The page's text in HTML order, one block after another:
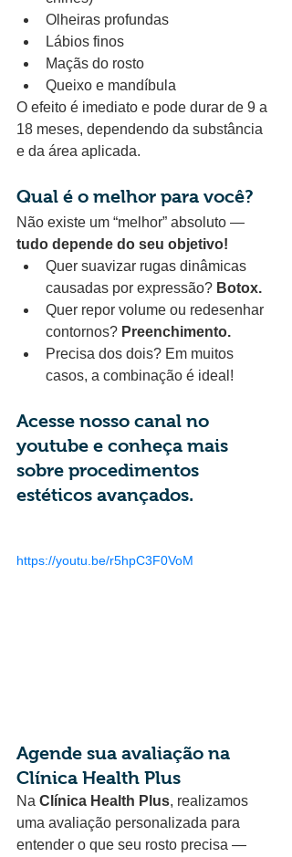
Olheiras profundas
Lábios finos
Maçãs do rosto
Queixo e mandíbula
O efeito é imediato e pode durar de 9 a
18 meses, dependendo da substância
e da área aplicada.
Qual é o melhor para você?
Não existe um “melhor” absoluto —
tudo depende do seu objetivo!
Quer suavizar rugas dinâmicas
causadas por expressão? Botox.
Quer repor volume ou redesenhar
contornos? Preenchimento.
Precisa dos dois? Em muitos
casos, a combinação é ideal!
Acesse nosso canal no
youtube e conheça mais
sobre procedimentos
estéticos avançados.
https://youtu.be/r5hpC3F0VoM
Agende sua avaliação na
Clínica Health Plus
Na Clínica Health Plus, realizamos
uma avaliação personalizada para
entender o que seu rosto precisa —